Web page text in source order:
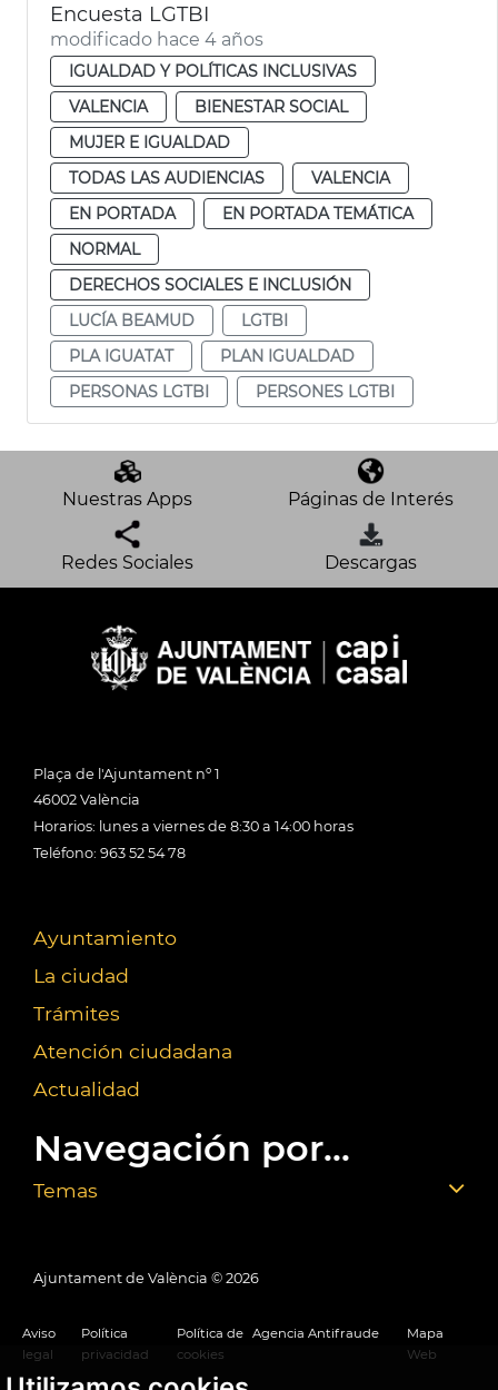
Encuesta LGTBI
modificado hace 4 años
IGUALDAD Y POLÍTICAS INCLUSIVAS
VALENCIA
BIENESTAR SOCIAL
MUJER E IGUALDAD
TODAS LAS AUDIENCIAS
VALENCIA
EN PORTADA
EN PORTADA TEMÁTICA
NORMAL
DERECHOS SOCIALES E INCLUSIÓN
LUCÍA BEAMUD
LGTBI
PLA IGUATAT
PLAN IGUALDAD
PERSONAS LGTBI
PERSONES LGTBI
Nuestras Apps Páginas de Interés
Redes Sociales Descargas
Plaça de l'Ajuntament nº 1
46002 València
Horarios: lunes a viernes de 8:30 a 14:00 horas
Teléfono: 963 52 54 78
Ayuntamiento
La ciudad
Trámites
Atención ciudadana
Actualidad
Navegación por...
Temas
Ajuntament de València © 2026
Aviso
legal
Política
privacidad
Política de
cookies
Agencia Antifraude
Mapa
Web